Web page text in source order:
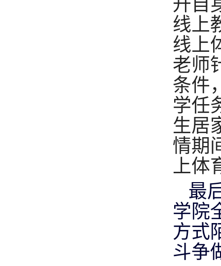
线上
线上
老师
条件
学任
生居
情期
上
最
学院
方式
斗争